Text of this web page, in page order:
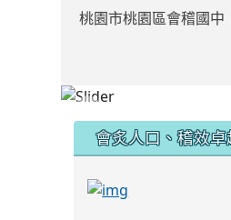
桃園市桃園區會稽國中
會炙人口、稽效卓
link to https://